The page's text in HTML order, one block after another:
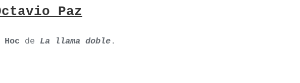
Paz
de La llama doble.